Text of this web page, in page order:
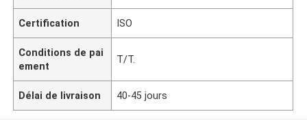
Certification ISO
Conditions de pai
ement
T/T.
Délai de livraison 40-45 jours